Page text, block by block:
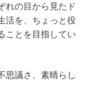
れの目から見たド
活を、ちょっと役
ことを目指してい
思議さ、素晴らし